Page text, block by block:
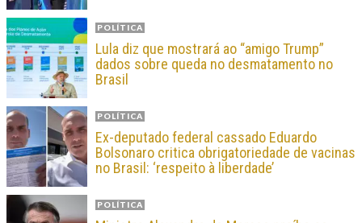
POLÍTICA
Lula diz que mostrará ao “amigo Trump”
dados sobre queda no desmatamento no
Brasil
POLÍTICA
Ex-deputado federal cassado Eduardo
Bolsonaro critica obrigatoriedade de vacinas
no Brasil: ‘respeito à liberdade’
POLÍTICA